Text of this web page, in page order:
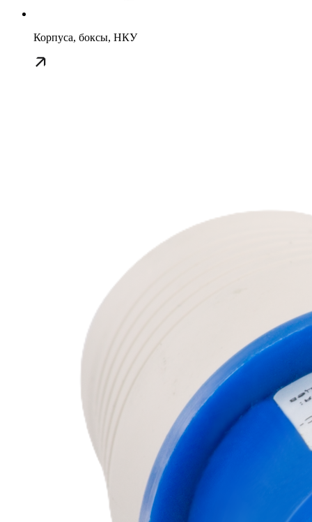
Корпуса, боксы, НКУ